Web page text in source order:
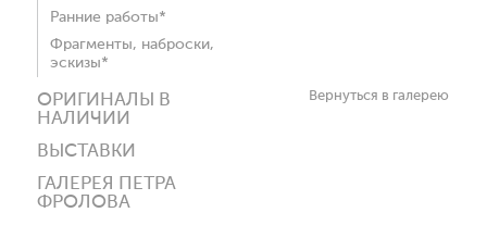
Ранние работы*
Фрагменты, наброски,
эскизы*
ОРИГИНАЛЫ В
НАЛИЧИИ
ВЫСТАВКИ
ГАЛЕРЕЯ ПЕТРА
ФРОЛОВА
Вернуться в галерею